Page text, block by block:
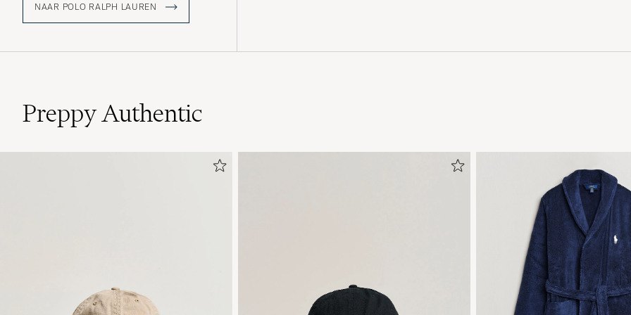
NAAR POLO RALPH LAUREN
Preppy Authentic